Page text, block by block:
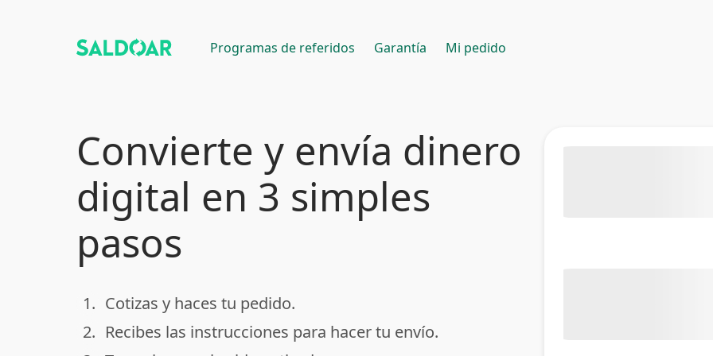
Programas de referidos Garantía Mi pedido
Convierte y envía dinero
digital en 3 simples
pasos
done
1. Cotizas y haces tu pedido.
done
2. Recibes las instrucciones para hacer tu envío.